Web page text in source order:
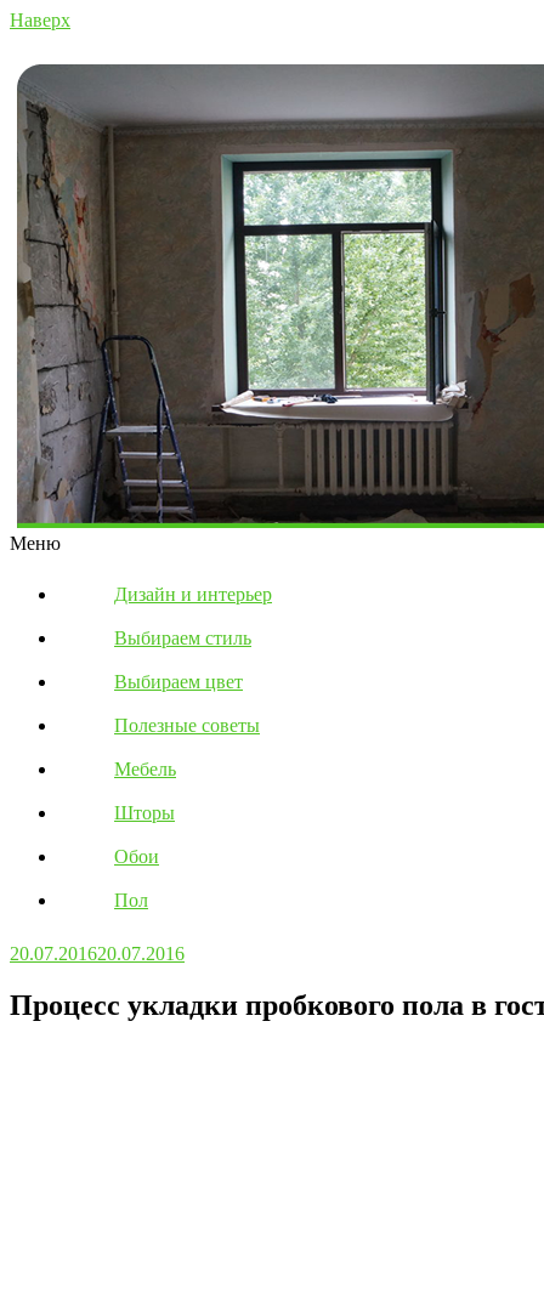
Наверх
Меню
Дизайн и интерьер
Выбираем стиль
Выбираем цвет
Полезные советы
Мебель
Шторы
Обои
Пол
20.07.201620.07.2016
Процесс укладки пробкового пола в